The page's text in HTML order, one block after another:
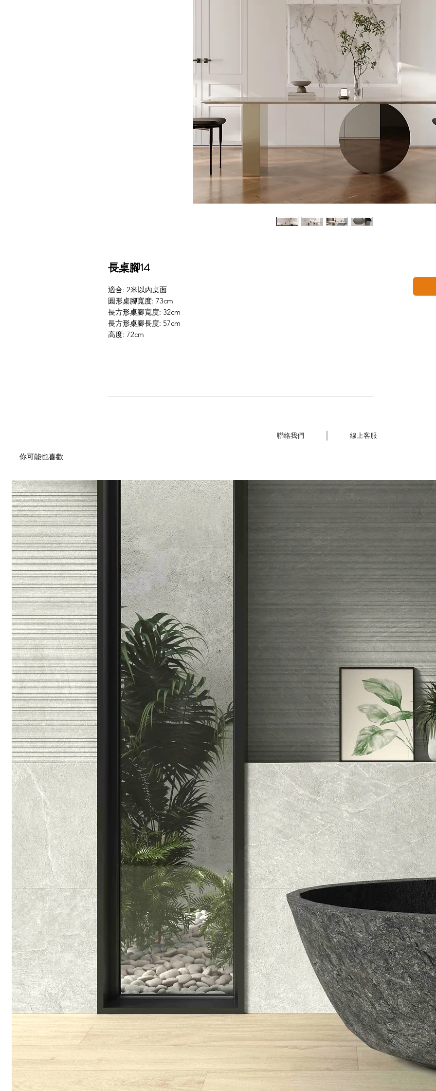
長桌腳14
適合: 2米以內桌面
圓形桌腳寬度: 73cm
長方形桌腳寬度: 32cm
長方形桌腳長度: 57cm
高度: 72cm
聯絡我們 線上客服
你可能也喜歡